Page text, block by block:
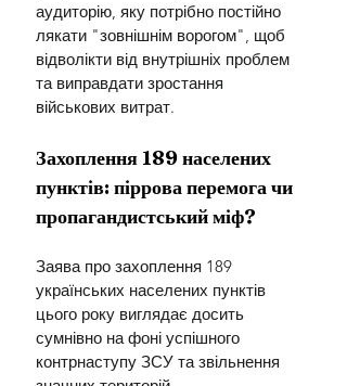
аудиторію, яку потрібно постійно
лякати "зовнішнім ворогом", щоб
відволікти від внутрішніх проблем
та виправдати зростання
військових витрат.
Захоплення 189 населених
пунктів: піррова перемога чи
пропагандистський міф?
Заява про захоплення 189
українських населених пунктів
цього року виглядає досить
сумнівно на фоні успішного
контрнаступу ЗСУ та звільнення